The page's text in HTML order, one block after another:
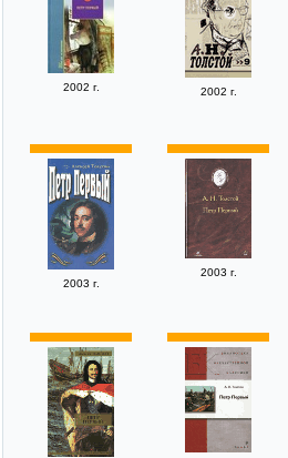
2002 г. 2002 г.
2003 г.
2003 г.